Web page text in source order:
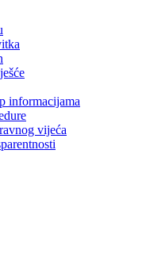
informacijama
vijeća